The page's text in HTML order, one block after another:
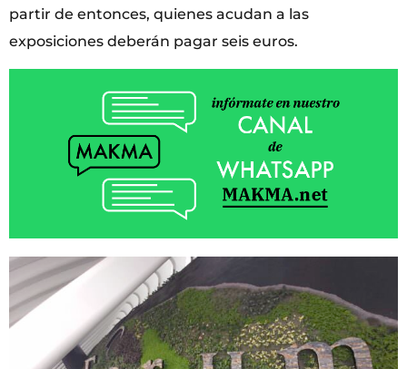
partir de entonces, quienes acudan a las
exposiciones deberán pagar seis euros.